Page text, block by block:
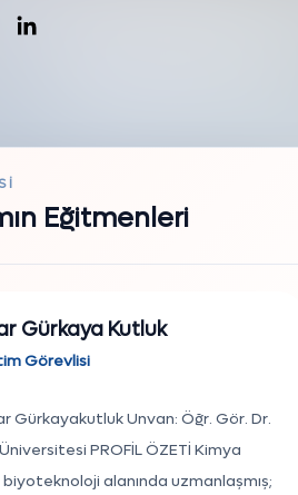
paylaş
Linkedin'de paylaş
Eğitmenleri
Gürkaya Kutluk
Görevlisi
Gürkayakutluk Unvan: Öğr. Gör. Dr.
PROFİL ÖZETİ Kimya
alanında uzmanlaşmış;